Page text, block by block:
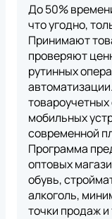
До 50%
что угодно,
Принимают
проверяют
рутинных
мобильных
современной
Программа
оптовых
обувь,
алкоголь,
точки продаж и
*
даете
*
даете
*
даете
*